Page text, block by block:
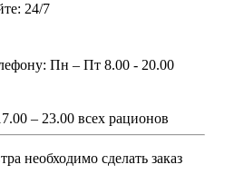
24/7
Пн – Пт 8.00 - 20.00
– 23.00 всех рационов
необходимо сделать заказ